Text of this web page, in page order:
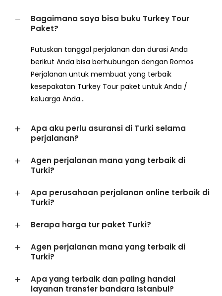
Bagaimana saya bisa buku Turkey Tour
Paket?
Putuskan tanggal perjalanan dan durasi Anda
berikut Anda bisa berhubungan dengan Romos
Perjalanan untuk membuat yang terbaik
kesepakatan Turkey Tour paket untuk Anda /
keluarga Anda...
Apa aku perlu asuransi di Turki selama
perjalanan?
Agen perjalanan mana yang terbaik di
Turki?
Apa perusahaan perjalanan online terbaik di
Turki?
Berapa harga tur paket Turki?
Agen perjalanan mana yang terbaik di
Turki?
Apa yang terbaik dan paling handal
layanan transfer bandara Istanbul?